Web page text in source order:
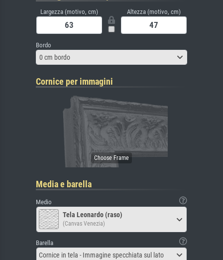
Largezza (motivo, cm) Altezza (motivo, cm)
Bordo
0 cm bordo
Cornice per immagini
Media e barella
Medio
Tela Leonardo (raso)
(Canvas Venezia)
Barella
Cornice in tela - Immagine specchiata sul lato